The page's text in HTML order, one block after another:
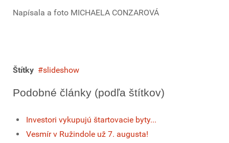
Napísala a foto MICHAELA CONZAROVÁ
Štítky slideshow
Podobné články (podľa štítkov)
Investori vykupujú štartovacie byty...
Vesmír v Ružindole už 7. augusta!